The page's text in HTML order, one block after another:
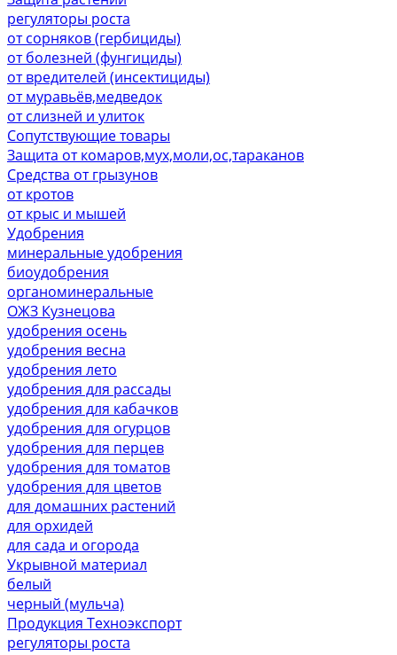
регуляторы роста
от сорняков (гербициды)
от болезней (фунгициды)
от вредителей (инсектициды)
от муравьёв,медведок
от слизней и улиток
Сопутствующие товары
Защита от комаров,мух,моли,ос,тараканов
Средства от грызунов
от кротов
от крыс и мышей
Удобрения
минеральные удобрения
биоудобрения
органоминеральные
ОЖЗ Кузнецова
удобрения осень
удобрения весна
удобрения лето
удобрения для рассады
удобрения для кабачков
удобрения для огурцов
удобрения для перцев
удобрения для томатов
удобрения для цветов
для домашних растений
для орхидей
для сада и огорода
Укрывной материал
белый
черный (мульча)
Продукция Техноэкспорт
регуляторы роста